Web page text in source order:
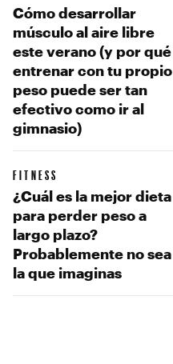
Cómo desarrollar
músculo al aire libre
este verano (y por qué
entrenar con tu propio
peso puede ser tan
efectivo como ir al
gimnasio)
FITNESS
¿Cuál es la mejor dieta
para perder peso a
largo plazo?
Probablemente no sea
la que imaginas